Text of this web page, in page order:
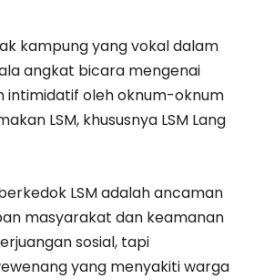
kampung yang vokal dalam
angkat bicara mengenai
intimidatif oleh oknum-oknum
LSM, khususnya LSM Lang
LSM adalah ancaman
masyarakat dan keamanan
sosial, tapi
yang menyakiti warga